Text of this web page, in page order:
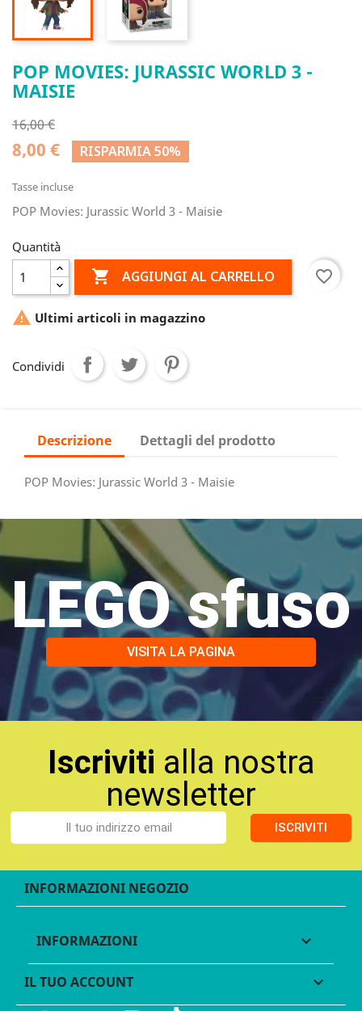
POP MOVIES: JURASSIC WORLD 3 -
MAISIE
16,00 €
8,00 € RISPARMIA 50%
Tasse incluse
POP Movies: Jurassic World 3 - Maisie
Quantità
 AGGIUNGI AL CARRELLO favorite_border
 Ultimi articoli in magazzino
Condividi
Descrizione Dettagli del prodotto
POP Movies: Jurassic World 3 - Maisie
LEGO sfuso
VISITA LA PAGINA
Iscriviti alla nostra
newsletter
ISCRIVITI
INFORMAZIONI NEGOZIO
INFORMAZIONI 
IL TUO ACCOUNT 